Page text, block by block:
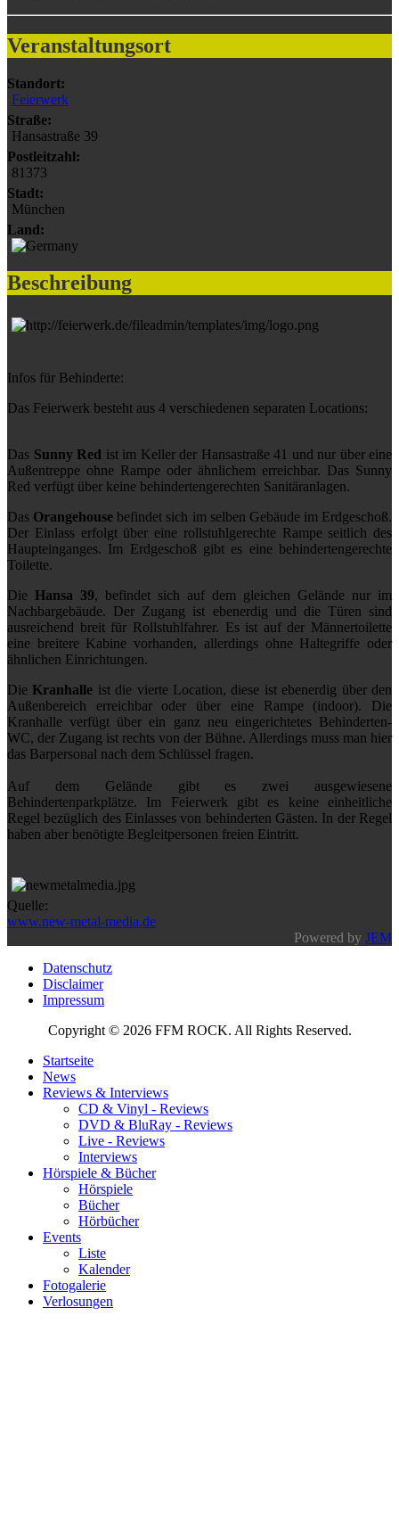
Veranstaltungsort
Standort:
Feierwerk
Straße:
Hansastraße 39
Postleitzahl:
81373
Stadt:
München
Land:
Beschreibung
Infos für Behinderte:
Das Feierwerk besteht aus 4 verschiedenen separaten Locations:
Das Sunny Red ist im Keller der Hansastraße 41 und nur über eine
Außentreppe ohne Rampe oder ähnlichem erreichbar. Das Sunny
Red verfügt über keine behindertengerechten Sanitäranlagen.
Das Orangehouse befindet sich im selben Gebäude im Erdgeschoß.
Der Einlass erfolgt über eine rollstuhlgerechte Rampe seitlich des
Haupteinganges. Im Erdgeschoß gibt es eine behindertengerechte
Toilette.
Die Hansa 39, befindet sich auf dem gleichen Gelände nur im
Nachbargebäude. Der Zugang ist ebenerdig und die Türen sind
ausreichend breit für Rollstuhlfahrer. Es ist auf der Männertoilette
eine breitere Kabine vorhanden, allerdings ohne Haltegriffe oder
ähnlichen Einrichtungen.
DieKranhalle ist die vierte Location, diese ist ebenerdig über den
Außenbereich erreichbar oder über eine Rampe (indoor). Die
Kranhalle verfügt über ein ganz neu eingerichtetes Behinderten-
WC, der Zugang ist rechts von der Bühne. Allerdings muss man hier
das Barpersonal nach dem Schlüssel fragen.
Auf dem Gelände gibt es zwei ausgewiesene
Behindertenparkplätze. Im Feierwerk gibt es keine einheitliche
Regel bezüglich des Einlasses von behinderten Gästen. In der Regel
haben aber benötigte Begleitpersonen freien Eintritt.
Quelle:
www.new-metal-media.de
Powered by JEM
Datenschutz
Disclaimer
Impressum
Copyright © 2026 FFM ROCK. All Rights Reserved.
Startseite
News
Reviews & Interviews
CD & Vinyl - Reviews
DVD & BluRay - Reviews
Live - Reviews
Interviews
Hörspiele & Bücher
Hörspiele
Bücher
Hörbücher
Events
Liste
Kalender
Fotogalerie
Verlosungen